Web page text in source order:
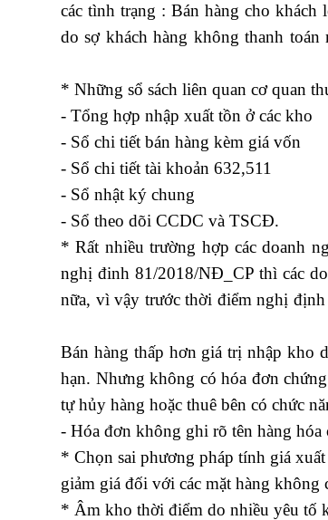
các tình trạng : Bán hàng cho
do sợ khách hàng không thanh
* Những sổ sách liên quan cơ quan
- Tổng hợp nhập xuất tồn ở các kho
- Sổ chi tiết bán hàng kèm giá vốn
- Sổ chi tiết tài khoản 632,511
- Sổ nhật ký chung
- Sổ theo dõi CCDC và TSCĐ.
* Rất nhiều trường hợp các doanh
nghị đinh 81/2018/NĐ_CP thì các
nữa, vì vậy trước thời điểm nghị
Bán hàng thấp hơn giá trị nhập kho
hạn. Nhưng không có hóa đơn
tự hủy hàng hoặc thuê bên có chức
- Hóa đơn không ghi rõ tên hàng hóa
* Chọn sai phương pháp tính giá
giảm giá đối với các mặt hàng
* Âm kho thời điểm do nhiều yêu tố